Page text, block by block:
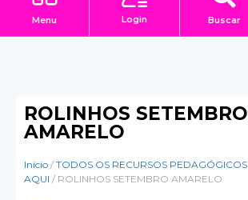
Menu Login Buscar
ROLINHOS SETEMBRO
AMARELO
Início / TODOS OS RECURSOS PEDAGÓGICOS
AQUI / ROLINHOS SETEMBRO AMARELO